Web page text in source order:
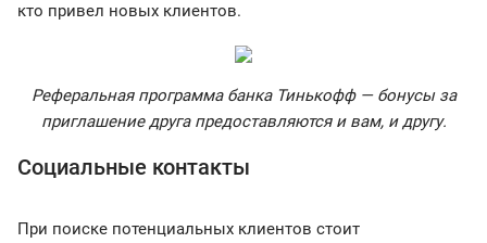
кто привел новых клиентов.
Реферальная программа банка Тинькофф — бонусы за
приглашение друга предоставляются и вам, и другу.
Социальные контакты
При поиске потенциальных клиентов стоит